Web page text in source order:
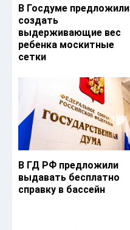
В Госдуме предложили
создать
выдерживающие вес
ребенка москитные
сетки
В ГД РФ предложили
выдавать бесплатно
справку в бассейн